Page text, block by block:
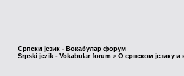
Српски језик - Вокабулар форум
Srpski jezik - Vokabular forum > О српском језику и